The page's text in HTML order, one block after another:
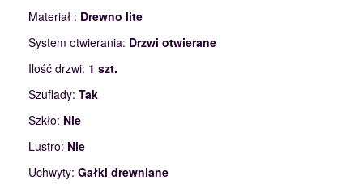
Materiał : Drewno lite
System otwierania: Drzwi otwierane
Ilość drzwi: 1 szt.
Szuflady: Tak
Szkło: Nie
Lustro: Nie
Uchwyty: Gałki drewniane